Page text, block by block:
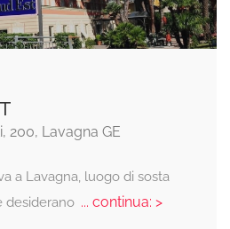
200, Lavagna GE
a Lavagna, luogo di sosta
desiderano... continua: >